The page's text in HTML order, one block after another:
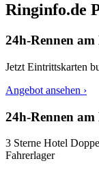
Ringinfo.de
24h-Rennen
Jetzt Eintrittskarten
Angebot ansehen ›
24h-Rennen
3 Sterne Hotel
Fahrerlager